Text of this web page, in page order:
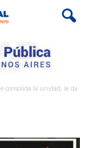
consolida la unidad, le da